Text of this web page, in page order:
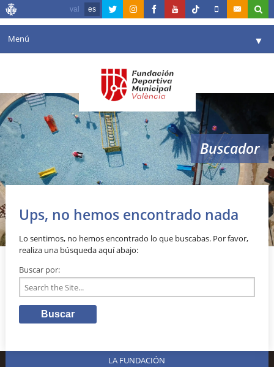
val es
Menú ▼
Agenda
Instalaciones
Comunicación ▼
Valencia en deporte ▼
Buscador
Ups, no hemos encontrado nada
Lo sentimos, no hemos encontrado lo que buscabas. Por favor,
realiza una búsqueda aquí abajo:
Buscar por:
LA FUNDACIÓN